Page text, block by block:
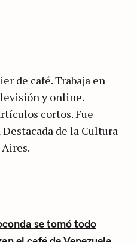
de café. Trabaja en
y online.
cortos. Fue
de la Cultura
se tomó todo